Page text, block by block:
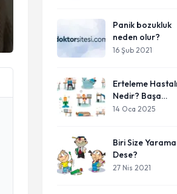
Panik bozukluk
neden olur?
16 Şub 2021
Erteleme
Nedir? Başa
Çıkma Yöntemleri
14 Oca 2025
Biri Size
Dese?
27 Nis 2021